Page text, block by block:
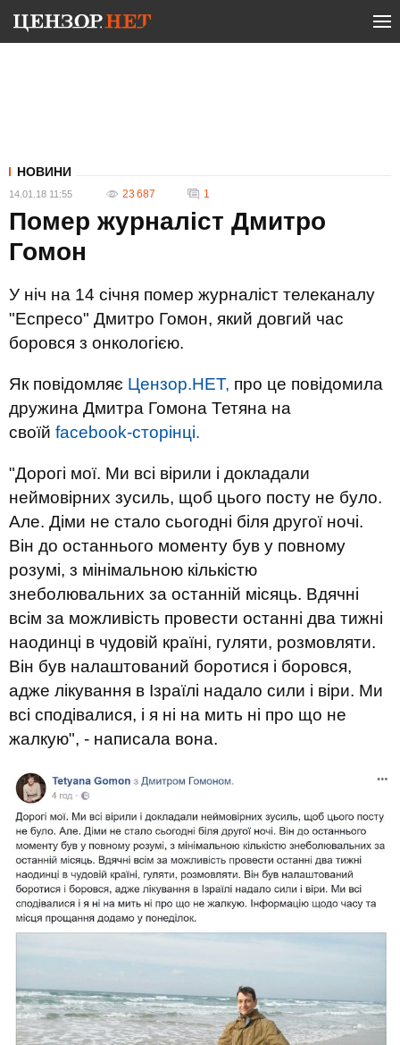
НОВИНИ
14.01.18 11:55 23 687 1
Помер журналіст Дмитро
Гомон
У ніч на 14 січня помер журналіст телеканалу
"Еспресо" Дмитро Гомон, який довгий час
боровся з онкологією.
Як повідомляє Цензор.НЕТ, про це повідомила
дружина Дмитра Гомона Тетяна на
своїй facebook-сторінці.
"Дорогі мої. Ми всі вірили і докладали
неймовірних зусиль, щоб цього посту не було.
Але. Діми не стало сьогодні біля другої ночі.
Він до останнього моменту був у повному
розумі, з мінімальною кількістю
знеболювальних за останній місяць. Вдячні
всім за можливість провести останні два тижні
наодинці в чудовій країні, гуляти, розмовляти.
Він був налаштований боротися і боровся,
адже лікування в Ізраїлі надало сили і віри. Ми
всі сподівалися, і я ні на мить ні про що не
жалкую", - написала вона.